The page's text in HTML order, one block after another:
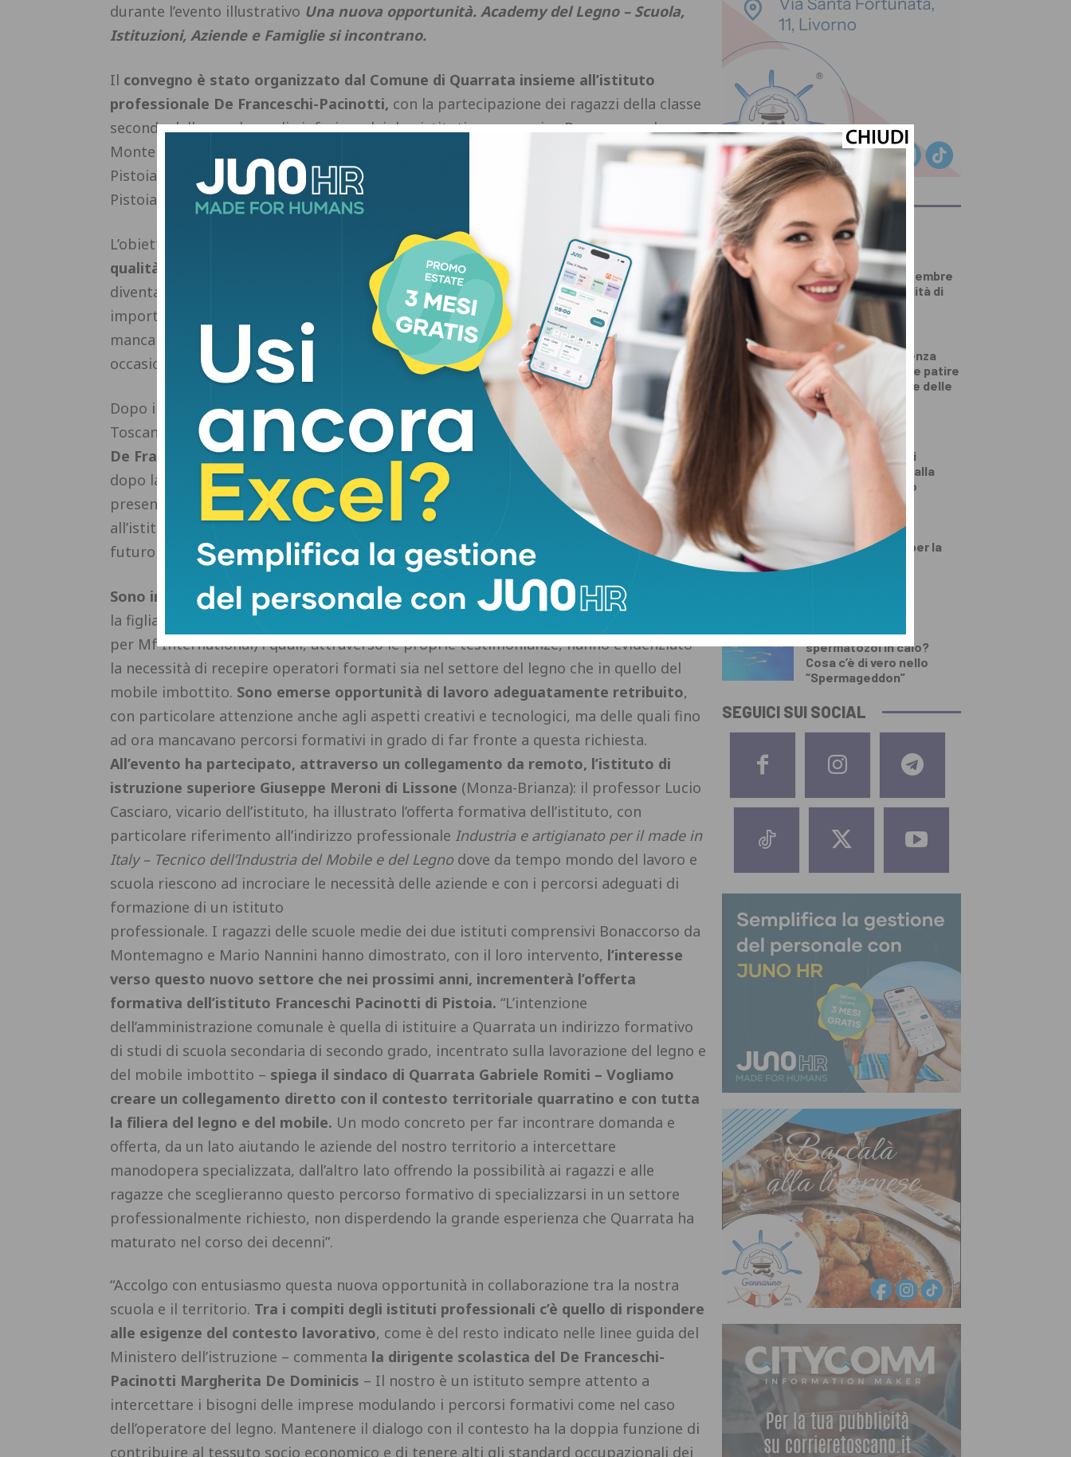
durante l’evento illustrativo Una nuova opportunità. Academy del Legno – Scuola,
Istituzioni, Aziende e Famiglie si incontrano.
Il convegno è stato organizzato dal Comune di Quarrata insieme all’istituto
professionale De Franceschi-Pacinotti, con la partecipazione dei ragazzi della classe
seconda della scuola media inferiore dei due istituti comprensivo Bonaccorso da
Montemagno e Mario Nannini, con il patrocinio di Regione Toscana e Provincia di
Pistoia, in collaborazione con Banca Alta Toscana, Fondazione Caript, Confartigianato
Pistoia, Cna Toscana-Centro e Confindustria Toscana Nord Lucca-Pistoia-Prato.
L’obiettivo dell’evento è stato presentare
una nuova opportunità formativa di
qualità a partire dall’anno scolastico 2026/27dove gli alunni di oggi potranno
diventare gli operatori del legno di domani. Potranno nascere figure professionali
importanti e richieste dalle aziende del territorio, che da tempo manifestano la
mancanza di operatori formati da poter assumere. Si tratta quindi di una preziosa
occasione a disposizione degli studenti e delle famiglie.
Dopo i saluti del sindaco di Quarrata Gabriele Romiti e del presidente della Banca Alta
Toscana Vasco Alberto Banci,
ad aprire la mattinata è stato l’istituto professionale
De Franceschi-Pacinotti con la dirigente scolastica Margherita de Dominicis , che
dopo la proiezione di un video per mostrare le attività laboratoriali dell’istituto, ha
presentato il progetto Academy del Legno
. L’ingegnere Edoardo Baroncelli, docente
all’istituto Pacinotti, ha poi coinvolto i giovani studenti in una riflessione sul loro
futuro e sul ventaglio di opportunità che il territorio può offrire.
Sono intervenuti alcuni rappresentanti delle aziende del territorio (Massimo Goti e
la figlia Alessandra per Arredamenti Goti, Yuri Bini per Novo Italia, Fausto Biagiotti
per Mf International) i quali, attraverso le proprie testimonianze, hanno evidenziato
la necessità di recepire operatori formati sia nel settore del legno che in quello del
mobile imbottito. Sono emerse opportunità di lavoro adeguatamente retribuito,
con particolare attenzione anche agli aspetti creativi e tecnologici, ma delle quali fino
ad ora mancavano percorsi formativi in grado di far fronte a questa richiesta.
All’evento ha partecipato, attraverso un collegamento da remoto, l’istituto di
istruzione superiore Giuseppe Meroni di Lissone (Monza-Brianza): il professor Lucio
Casciaro, vicario dell’istituto, ha illustrato l’offerta formativa dell’istituto, con
particolare riferimento all’indirizzo professionale Industria e artigianato per il made in
Italy – Tecnico dell’Industria del Mobile e del Legnodove da tempo mondo del lavoro e
scuola riescono ad incrociare le necessità delle aziende e con i percorsi adeguati di
formazione di un istituto
professionale. I ragazzi delle scuole medie dei due istituti comprensivi Bonaccorso da
Montemagno e Mario Nannini hanno dimostrato, con il loro intervento, l’interesse
verso questo nuovo settore che nei prossimi anni, incrementerà l’offerta
formativa dell’istituto Franceschi Pacinotti di Pistoia. “L’intenzione
dell’amministrazione comunale è quella di istituire a Quarrata un indirizzo formativo
di studi di scuola secondaria di secondo grado, incentrato sulla lavorazione del legno e
del mobile imbottito – spiega il sindaco di Quarrata Gabriele Romiti – Vogliamo
creare un collegamento diretto con il contesto territoriale quarratino e con tutta
la filiera del legno e del mobile. Un modo concreto per far incontrare domanda e
offerta, da un lato aiutando le aziende del nostro territorio a intercettare
manodopera specializzata, dall’altro lato offrendo la possibilità ai ragazzi e alle
ragazze che sceglieranno questo percorso formativo di specializzarsi in un settore
professionalmente richiesto, non disperdendo la grande esperienza che Quarrata ha
maturato nel corso dei decenni”.
“Accolgo con entusiasmo questa nuova opportunità in collaborazione tra la nostra
scuola e il territorio. Tra i compiti degli istituti professionali c’è quello di rispondere
alle esigenze del contesto lavorativo, come è del resto indicato nelle linee guida del
Ministero dell’istruzione – commenta la dirigente scolastica del De Franceschi-
Pacinotti Margherita De Dominicis – Il nostro è un istituto sempre attento a
intercettare i bisogni delle imprese modulando i percorsi formativi come nel caso
dell’operatore del legno. Mantenere il dialogo con il contesto ha la doppia funzione di
contribuire al tessuto socio economico e di tenere alti gli standard occupazionali dei
ULTIMI ARTICOLI
PRIMO PIANO
Carta d’identità
elettronica, a settembre
cambiano le modalità di
rilascio
SALUTE E BENESSERE
Come dimagrire senza
contare le calorie e patire
la fame? La lezione delle
diete ‘veg’
DALLA TOSCANA
Un’altra giornata di
incendi di bosco, dalla
Toscana al Mugello
Numeri da record per la
festa d’agosto di
Testosterone e
spermatozoi in calo?
Cosa c’è di vero nello
“Spermageddon”
SEGUICI SUI SOCIAL